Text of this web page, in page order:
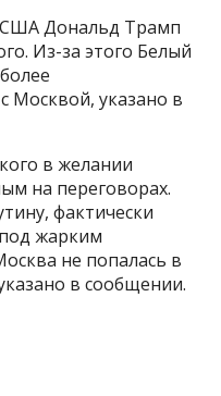
США Дональд Трамп
Из-за этого Белый
Москвой, указано в
в желании
на переговорах.
фактически
жарким
не попалась в
в сообщении.